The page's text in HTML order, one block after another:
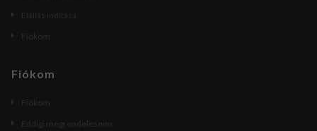
Elállás indítása
Fiókom
Fiókom
Fiókom
Eddigi megrendeléseim